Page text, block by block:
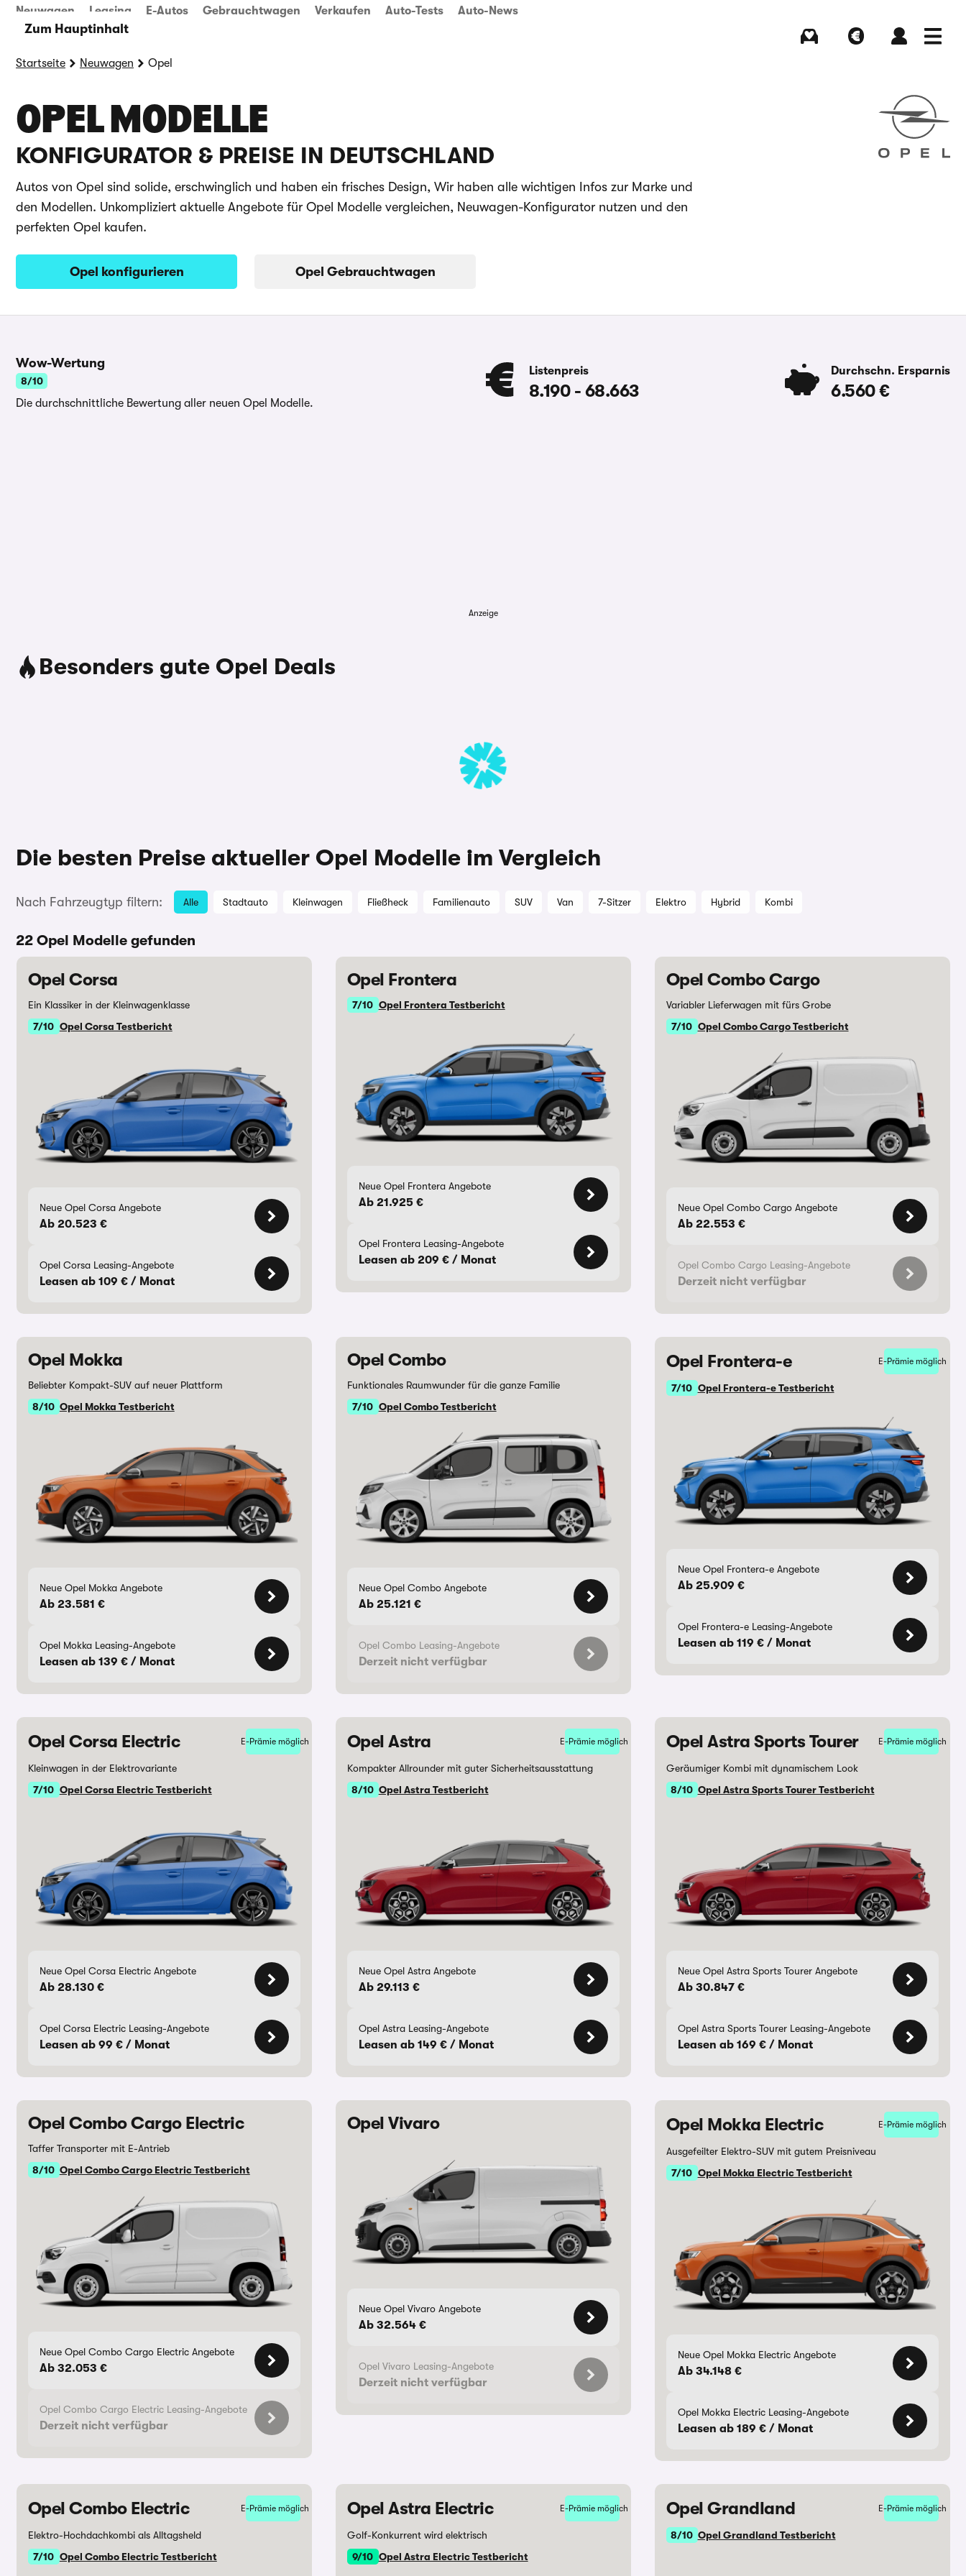
Zum Hauptinhalt
Neuwagen Leasing E-Autos Gebrauchtwagen Verkaufen Auto-Tests Auto-News
Startseite Neuwagen Opel
OPEL MODELLE
KONFIGURATOR & PREISE IN DEUTSCHLAND
Autos von Opel sind solide, erschwinglich und haben ein frisches Design, Wir haben alle wichtigen Infos zur Marke und
den Modellen. Unkompliziert aktuelle Angebote für Opel Modelle vergleichen, Neuwagen-Konfigurator nutzen und den
perfekten Opel kaufen.
Opel konfigurieren Opel Gebrauchtwagen
Wow-Wertung
8/10
Die durchschnittliche Bewertung aller neuen Opel Modelle.
Listenpreis
8.190- 68.663
Durchschn. Ersparnis
6.560 €
Anzeige
Besonders gute Opel Deals
Die besten Preise aktueller Opel Modelle im Vergleich
Nach Fahrzeugtyp filtern: Alle Stadtauto Kleinwagen Fließheck Familienauto SUV Van 7-Sitzer Elektro Hybrid Kombi
22 Opel Modelle gefunden
Opel Corsa
Ein Klassiker in der Kleinwagenklasse
7/10 Opel Corsa Testbericht
Neue Opel Corsa Angebote
Ab 20.523 €
Opel Corsa Leasing-Angebote
Leasen ab 109 € / Monat
Opel Frontera
7/10 Opel Frontera Testbericht
Neue Opel Frontera Angebote
Ab 21.925 €
Opel Frontera Leasing-Angebote
Leasen ab 209 € / Monat
Opel Combo Cargo
Variabler Lieferwagen mit fürs Grobe
7/10 Opel Combo Cargo Testbericht
Neue Opel Combo Cargo Angebote
Ab 22.553 €
Opel Combo Cargo Leasing-Angebote
Derzeit nicht verfügbar
Opel Mokka
Beliebter Kompakt-SUV auf neuer Plattform
8/10 Opel Mokka Testbericht
Neue Opel Mokka Angebote
Ab 23.581 €
Opel Mokka Leasing-Angebote
Leasen ab 139 € / Monat
Opel Combo
Funktionales Raumwunder für die ganze Familie
7/10 Opel Combo Testbericht
Neue Opel Combo Angebote
Ab 25.121 €
Opel Combo Leasing-Angebote
Derzeit nicht verfügbar
Opel Frontera-e E-Prämie möglich
7/10 Opel Frontera-e Testbericht
Neue Opel Frontera-e Angebote
Ab 25.909 €
Opel Frontera-e Leasing-Angebote
Leasen ab 119 € / Monat
Opel Corsa Electric E-Prämie möglich
Kleinwagen in der Elektrovariante
7/10 Opel Corsa Electric Testbericht
Neue Opel Corsa Electric Angebote
Ab 28.130 €
Opel Corsa Electric Leasing-Angebote
Leasen ab 99 € / Monat
Opel Astra E-Prämie möglich
Kompakter Allrounder mit guter Sicherheitsausstattung
8/10 Opel Astra Testbericht
Neue Opel Astra Angebote
Ab 29.113 €
Opel Astra Leasing-Angebote
Leasen ab 149 € / Monat
Opel Astra Sports Tourer E-Prämie möglich
Geräumiger Kombi mit dynamischem Look
8/10 Opel Astra Sports Tourer Testbericht
Neue Opel Astra Sports Tourer Angebote
Ab 30.847 €
Opel Astra Sports Tourer Leasing-Angebote
Leasen ab 169 € / Monat
Opel Combo Cargo Electric
Taffer Transporter mit E-Antrieb
8/10 Opel Combo Cargo Electric Testbericht
Neue Opel Combo Cargo Electric Angebote
Ab 32.053 €
Opel Combo Cargo Electric Leasing-Angebote
Derzeit nicht verfügbar
Opel Vivaro
Neue Opel Vivaro Angebote
Ab 32.564 €
Opel Vivaro Leasing-Angebote
Derzeit nicht verfügbar
Opel Mokka Electric E-Prämie möglich
Ausgefeilter Elektro-SUV mit gutem Preisniveau
7/10 Opel Mokka Electric Testbericht
Neue Opel Mokka Electric Angebote
Ab 34.148 €
Opel Mokka Electric Leasing-Angebote
Leasen ab 189 € / Monat
Opel Combo Electric E-Prämie möglich
Elektro-Hochdachkombi als Alltagsheld
7/10 Opel Combo Electric Testbericht
Opel Astra Electric E-Prämie möglich
Golf-Konkurrent wird elektrisch
9/10 Opel Astra Electric Testbericht
Opel Grandland E-Prämie möglich
8/10 Opel Grandland Testbericht